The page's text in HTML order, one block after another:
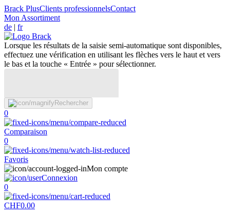
Brack PlusClients professionnelsContact
Mon Assortiment
de | fr
Lorsque les résultats de la saisie semi-automatique sont disponibles,
effectuez une vérification en utilisant les flèches vers le haut et vers
le bas et la touche « Entrée » pour sélectionner.
Rechercher
0
Comparaison
0
Favoris
Mon compte
Connexion
0
CHF0.00